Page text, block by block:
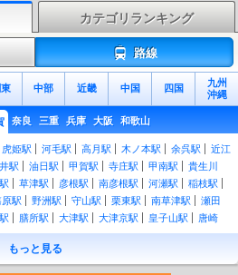
カテゴリランキング
路線
中部 近畿 中国 四国
九州
沖縄
奈良 三重 兵庫 大阪 和歌山
虎姫駅 河毛駅 高月駅 木ノ本駅 余呉駅
近江
駅 油日駅 甲賀駅 寺庄駅 甲南駅
貴生川
草津駅 彦根駅 南彦根駅 河瀬駅
稲枝駅
原駅 野洲駅 守山駅 栗東駅 南草津駅
瀬田
膳所駅 大津駅 大津京駅 皇子山駅
唐崎
堅田駅 小野駅 和邇駅 蓬莱駅 志賀駅
比良
駅 安曇川駅
唐橋前駅 粟津駅 瓦ヶ浜駅 中ノ庄駅
膳所本町
もっと見る